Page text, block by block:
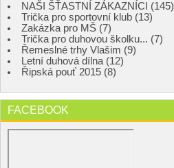
NAŠI ŠŤASTNÍ ZÁKAZNÍCI (145)
Trička pro sportovní klub (13)
Zakázka pro MŠ (7)
Trička pro duhovou školku... (7)
Řemeslné trhy Vlašim (9)
Letní duhová dílna (12)
Řipská pouť 2015 (8)
FACEBOOK